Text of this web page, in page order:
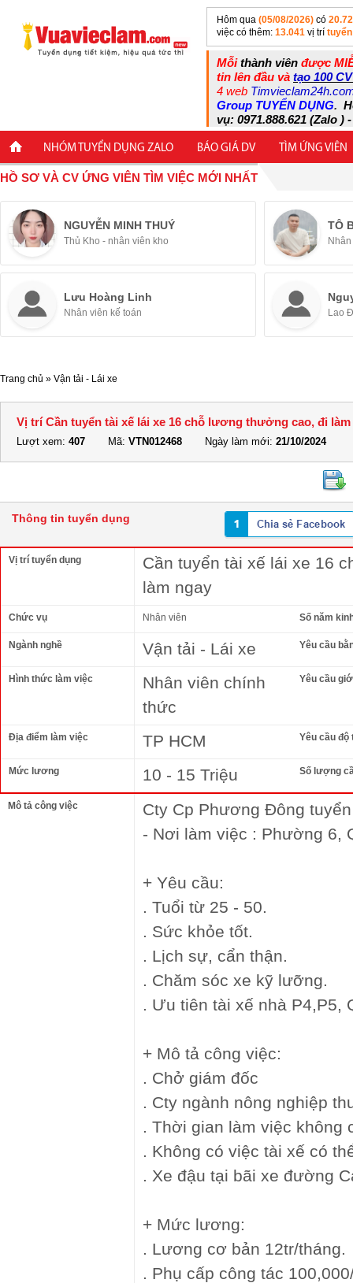
Hôm qua (05/08/2026) có
việc có thêm: 13.041 vị trí
Mỗithành viên được
tin lên đầu và tạo 100
4 web
Group TUYỂN DỤNG.
vụ: 0971.888.621 (Zalo )
NHÓM TUYỂN DỤNG ZALO BÁO GIÁ DV TÌM ỨNG VIÊN
HỒ SƠ VÀ CV ỨNG VIÊN TÌM VIỆC MỚI NHẤT
NGUYỄN MINH THUÝ
Thủ Kho - nhân viên kho
TÔ
Lưu Hoàng Linh
Nhân viên kế toán Lao
Trang chủ » Vận tải - Lái xe
Vị trí Cần tuyển tài xế lái xe 16 chỗ lương thưởng cao, đi làm
Lượt xem: 407 Mã: VTN012468 Ngày làm mới: 21/10/2024
Thông tin tuyển dụng
Vị trí tuyển dụng
Cần tuyển tài xế lái xe 16
làm ngay
Chức vụ Nhân viên Số năm
Ngành nghề Vận tải - Lái xe Yêu cầu
Hình thức làm việc
Nhân viên chính
thức
Yêu cầu
Địa điểm làm việc TP HCM Yêu cầu độ
Mức lương 10 - 15 Triệu Số lượng
Mô tả công việc
Cty Cp Phương Đông
- Nơi làm việc : Phường 6,
+ Yêu cầu:
. Tuổi từ 25 - 50.
. Sức khỏe tốt.
. Lịch sự, cẩn thận.
. Chăm sóc xe kỹ lưỡng.
. Ưu tiên tài xế nhà P4,P5,
+ Mô tả công việc:
. Chở giám đốc
. Cty ngành nông nghiệp
. Thời gian làm việc không
. Không có việc tài xế có
. Xe đậu tại bãi xe đường
+ Mức lương:
. Lương cơ bản 12tr/tháng.
. Phụ cấp công tác